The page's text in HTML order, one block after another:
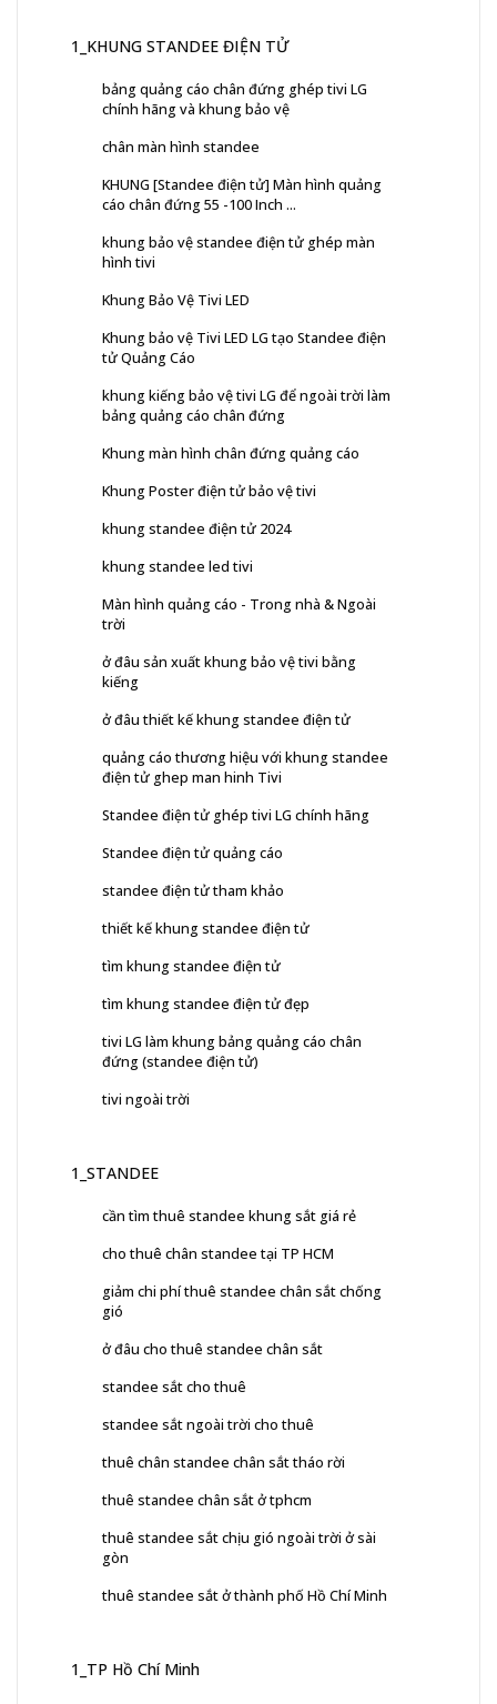
1_KHUNG STANDEE ĐIỆN TỬ
bảng quảng cáo chân đứng ghép tivi LG
chính hãng và khung bảo vệ
chân màn hình standee
KHUNG [Standee điện tử] Màn hình quảng
cáo chân đứng 55 -100 Inch ...
khung bảo vệ standee điện tử ghép màn
hình tivi
Khung Bảo Vệ Tivi LED
Khung bảo vệ Tivi LED LG tạo Standee điện
tử Quảng Cáo
khung kiếng bảo vệ tivi LG để ngoài trời làm
bảng quảng cáo chân đứng
Khung màn hình chân đứng quảng cáo
Khung Poster điện tử bảo vệ tivi
khung standee điện tử 2024
khung standee led tivi
Màn hình quảng cáo - Trong nhà & Ngoài
trời
ở đâu sản xuất khung bảo vệ tivi bằng
kiếng
ở đâu thiết kế khung standee điện tử
quảng cáo thương hiệu với khung standee
điện tử ghep man hinh Tivi
Standee điện tử ghép tivi LG chính hãng
Standee điện tử quảng cáo
standee điện tử tham khảo
thiết kế khung standee điện tử
tìm khung standee điện tử
tìm khung standee điện tử đẹp
tivi LG làm khung bảng quảng cáo chân
đứng (standee điện tử)
tivi ngoài trời
1_STANDEE
cần tìm thuê standee khung sắt giá rẻ
cho thuê chân standee tại TP HCM
giảm chi phí thuê standee chân sắt chống
gió
ở đâu cho thuê standee chân sắt
standee sắt cho thuê
standee sắt ngoài trời cho thuê
thuê chân standee chân sắt tháo rời
thuê standee chân sắt ở tphcm
thuê standee sắt chịu gió ngoài trời ở sài
gòn
thuê standee sắt ở thành phố Hồ Chí Minh
1_TP Hồ Chí Minh